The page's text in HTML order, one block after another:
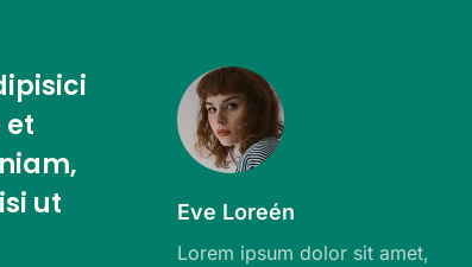
et
ut
Eve Loreén
Lorem ipsum dolor sit amet,